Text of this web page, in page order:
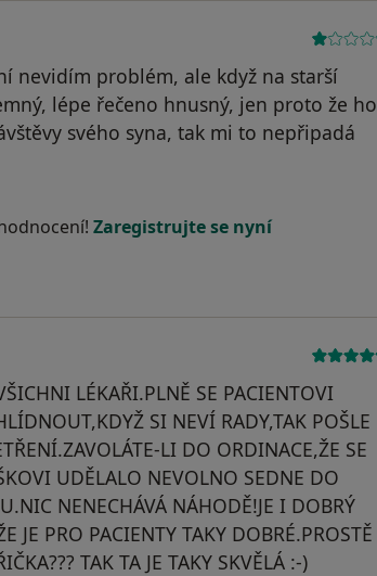
nevidím problém, ale když na starší
lépe řečeno hnusný, jen proto že ho
svého syna, tak mi to nepřipadá
účet byl odstraněn
Zaregistrujte se nyní
LÉKAŘI.PLNĚ SE PACIENTOVI
SI NEVÍ RADY,TAK POŠLE
LI DO ORDINACE,ŽE SE
UDĚLALO NEVOLNO SEDNE DO
NENECHÁVÁ NÁHODĚ!JE I DOBRÝ
JE PRO PACIENTY TAKY DOBRÉ.PROSTĚ
TAK TA JE TAKY SKVĚLÁ :-)